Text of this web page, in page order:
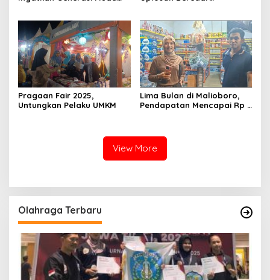
Klaster
Kemasan Stok Lama Belum
Diperbarui
Pragaan Fair 2025,
Untungkan Pelaku UMKM
Lima Bulan di Malioboro,
Pendapatan Mencapai Rp 7
View More
Olahraga Terbaru